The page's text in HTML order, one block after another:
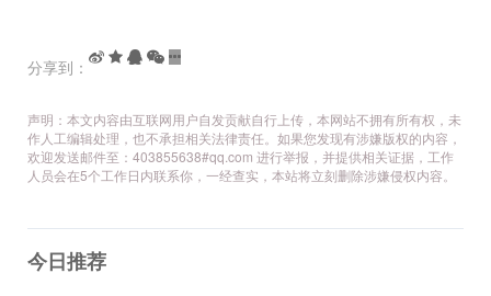
分享到：
声明：本文内容由互联网用户自发贡献自行上传，本网站不拥有所有权，未
作人工编辑处理，也不承担相关法律责任。如果您发现有涉嫌版权的内容，
欢迎发送邮件至：403855638#qq.com 进行举报，并提供相关证据，工作
人员会在5个工作日内联系你，一经查实，本站将立刻删除涉嫌侵权内容。
今日推荐